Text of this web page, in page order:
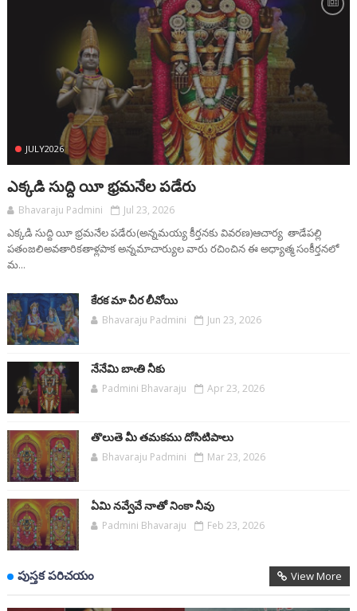
JULY2026
ఎక్కడి సుద్ది యీ భ్రమనేల పడేరు
Bhavaraju Padmini Jul 23, 2026
ఎక్కడి సుద్ది యీ భ్రమనేల పడేరు(అన్నమయ్య కీర్తనకు వివరణ)ఆచార్య తాడేపల్లి
పతంజలిఅవతారికతాళ్లపాక అన్నమాచార్యుల వారు రచించిన ఈ అధ్యాత్మ సంకీర్తనలో
మ...
కేరక మా చీర లీవోయి
Bhavaraju Padmini
Jun 23, 2026
నేనేమి బాఁతి నీకు
Padmini Bhavaraju
Apr 23, 2026
తొలుతె మీ తమకము దోసిటిపాలు
Bhavaraju Padmini
Mar 23, 2026
ఏమి నవ్వేవే నాతో నింకా నీవు
Padmini Bhavaraju
Feb 23, 2026
పుస్తక పరిచయం View More